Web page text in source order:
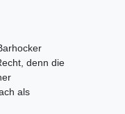
denn die
als